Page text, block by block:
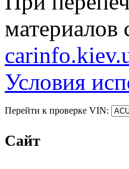
материалов
Условия
Перейти к проверке VIN:
Сайт